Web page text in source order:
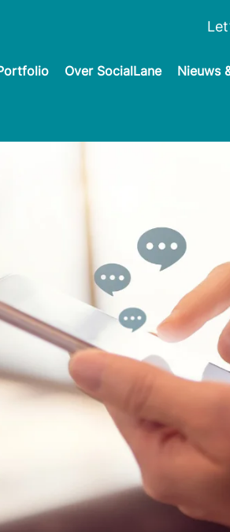
Over SocialLane Nieuws